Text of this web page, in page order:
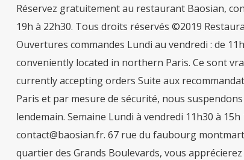
Réservez gratuitement au restaurant Baosian,
19h à 22h30. Tous droits réservés ©2019
Ouvertures commandes Lundi au vendredi : de
conveniently located in northern Paris. Ce sont
currently accepting orders Suite aux
Paris et par mesure de sécurité, nous
lendemain. Semaine Lundi à vendredi 11h30 à
contact@baosian.fr. 67 rue du faubourg
quartier des Grands Boulevards, vous